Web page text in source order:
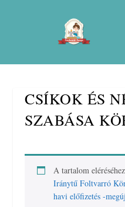
CSÍKOK ÉS
SZABÁSA
A tartalom
Iránytű Foltvarró
havi előfizetés -